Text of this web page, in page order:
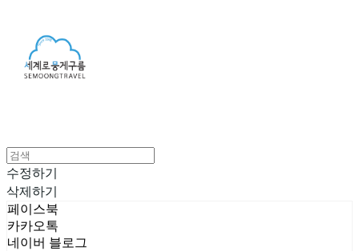
수정하기
삭제하기
페이스북
카카오톡
네이버 블로그